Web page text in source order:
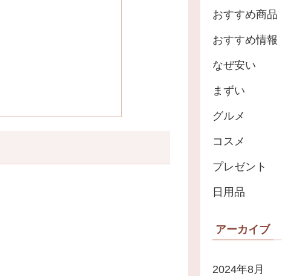
おすすめ商品
おすすめ情報
なぜ安い
まずい
グルメ
コスメ
プレゼント
日用品
アーカイブ
2024年8月